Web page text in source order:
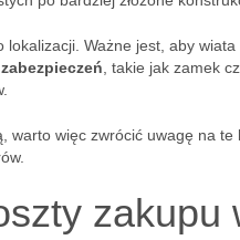
lokalizacji. Ważne jest, aby
, takie jak zamek
warto więc zwrócić uwagę na
zakupu